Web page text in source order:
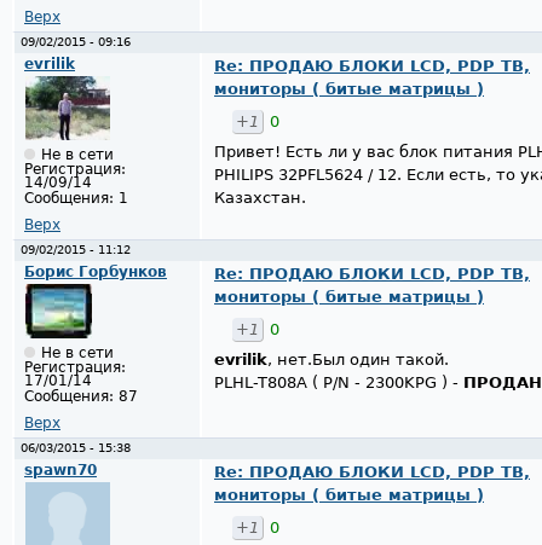
Верх
09/02/2015 - 09:16
evrilik
Не в сети
Регистрация:
14/09/14
Сообщения: 1
Верх
Re: ПРОДАЮ БЛОКИ LCD, PDP ТВ,
мониторы ( битые матрицы )
+1
0
Привет! Есть ли у вас блок питания
PHILIPS 32PFL5624 / 12. Если есть, то
Казахстан.
09/02/2015 - 11:12
Борис Горбунков
Не в сети
Регистрация:
17/01/14
Сообщения: 87
Верх
Re: ПРОДАЮ БЛОКИ LCD, PDP ТВ,
мониторы ( битые матрицы )
+1
0
evrilik, нет.Был один такой.
PLHL-T808A ( P/N - 2300KPG ) - ПРОДАН
06/03/2015 - 15:38
spawn70
Re: ПРОДАЮ БЛОКИ LCD, PDP ТВ,
мониторы ( битые матрицы )
+1
0